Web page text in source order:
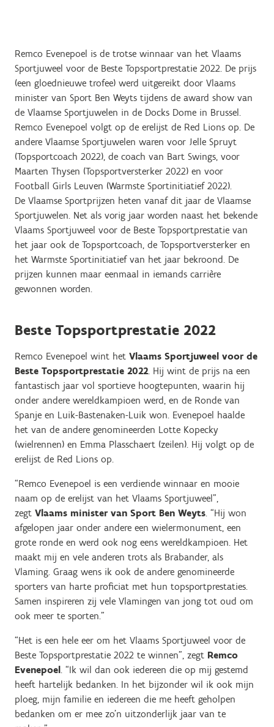
Remco Evenepoel is de trotse winnaar van het Vlaams
Sportjuweel voor de Beste Topsportprestatie 2022. De prijs
(een gloednieuwe trofee) werd uitgereikt door Vlaams
minister van Sport Ben Weyts tijdens de award show van
de Vlaamse Sportjuwelen in de Docks Dome in Brussel.
Remco Evenepoel volgt op de erelijst de Red Lions op. De
andere Vlaamse Sportjuwelen waren voor Jelle Spruyt
(Topsportcoach 2022), de coach van Bart Swings, voor
Maarten Thysen (Topsportversterker 2022) en voor
Football Girls Leuven (Warmste Sportinitiatief 2022).
De Vlaamse Sportprijzen heten vanaf dit jaar de Vlaamse
Sportjuwelen. Net als vorig jaar worden naast het bekende
Vlaams Sportjuweel voor de Beste Topsportprestatie van
het jaar ook de Topsportcoach, de Topsportversterker en
het Warmste Sportinitiatief van het jaar bekroond. De
prijzen kunnen maar eenmaal in iemands carrière
gewonnen worden.
Beste Topsportprestatie 2022
Remco Evenepoel wint het Vlaams Sportjuweel voor de
Beste Topsportprestatie 2022. Hij wint de prijs na een
fantastisch jaar vol sportieve hoogtepunten, waarin hij
onder andere wereldkampioen werd, en de Ronde van
Spanje en Luik-Bastenaken-Luik won. Evenepoel haalde
het van de andere genomineerden Lotte Kopecky
(wielrennen) en Emma Plasschaert (zeilen). Hij volgt op de
erelijst de Red Lions op.
“Remco Evenepoel is een verdiende winnaar en mooie
naam op de erelijst van het Vlaams Sportjuweel”,
zegt Vlaams minister van Sport Ben Weyts. “Hij won
afgelopen jaar onder andere een wielermonument, een
grote ronde en werd ook nog eens wereldkampioen. Het
maakt mij en vele anderen trots als Brabander, als
Vlaming. Graag wens ik ook de andere genomineerde
sporters van harte proficiat met hun topsportprestaties.
Samen inspireren zij vele Vlamingen van jong tot oud om
ook meer te sporten.”
“Het is een hele eer om het Vlaams Sportjuweel voor de
Beste Topsportprestatie 2022 te winnen”, zegt Remco
Evenepoel. “Ik wil dan ook iedereen die op mij gestemd
heeft hartelijk bedanken. In het bijzonder wil ik ook mijn
ploeg, mijn familie en iedereen die me heeft geholpen
bedanken om er mee zo’n uitzonderlijk jaar van te